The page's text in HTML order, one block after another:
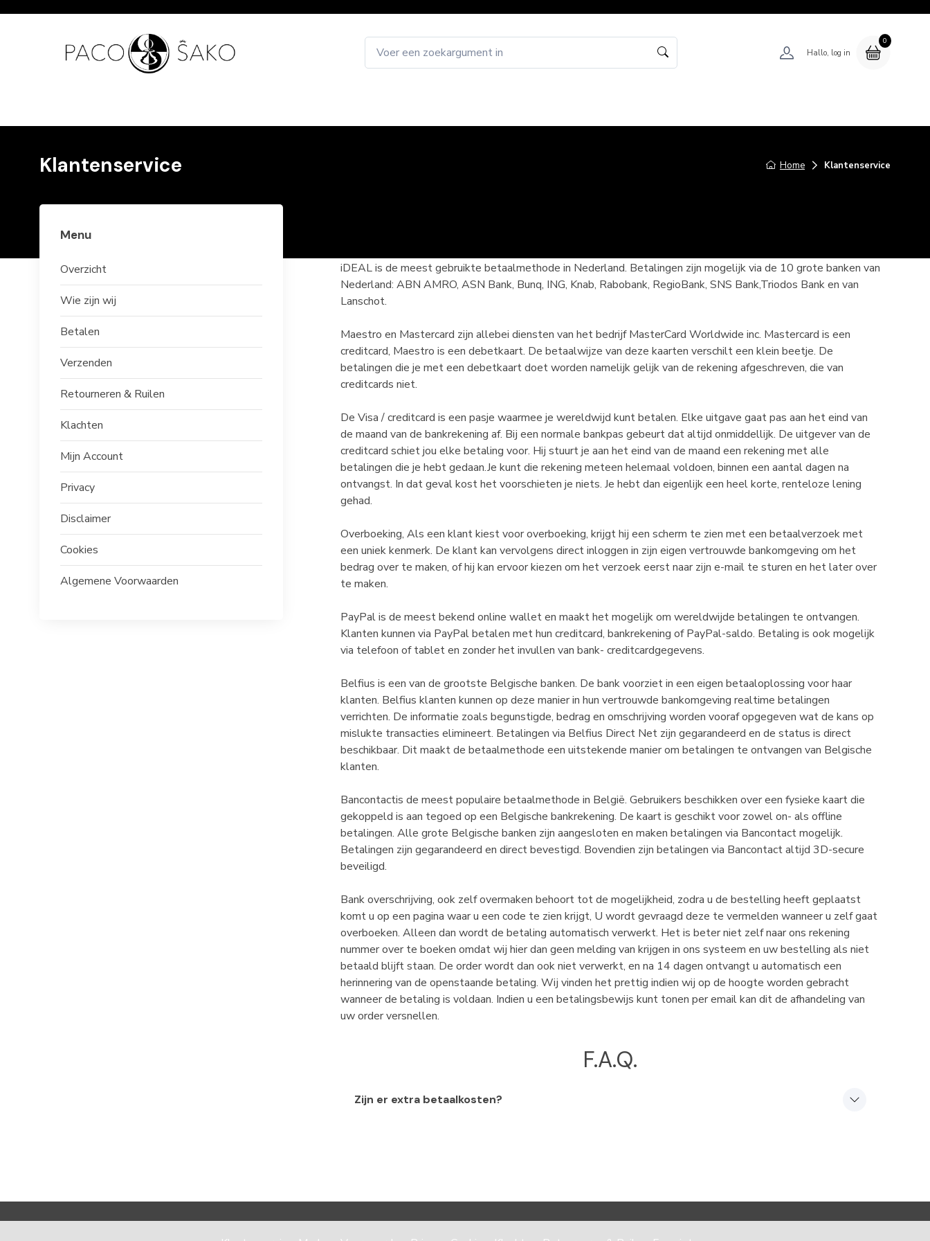
Hallo, log in
0
Home Klantenservice
Klantenservice
Menu
Overzicht
Wie zijn wij
Betalen
Verzenden
Retourneren & Ruilen
Klachten
Mijn Account
Privacy
Disclaimer
Cookies
Algemene Voorwaarden
iDEAL is de meest gebruikte betaalmethode in Nederland. Betalingen zijn mogelijk via de 10 grote banken van
Nederland: ABN AMRO, ASN Bank, Bunq, ING, Knab, Rabobank, RegioBank, SNS Bank,Triodos Bank en van
Lanschot.
Maestro en Mastercard zijn allebei diensten van het bedrijf MasterCard Worldwide inc. Mastercard is een
creditcard, Maestro is een debetkaart. De betaalwijze van deze kaarten verschilt een klein beetje. De
betalingen die je met een debetkaart doet worden namelijk gelijk van de rekening afgeschreven, die van
creditcards niet.
De Visa / creditcard is een pasje waarmee je wereldwijd kunt betalen. Elke uitgave gaat pas aan het eind van
de maand van de bankrekening af. Bij een normale bankpas gebeurt dat altijd onmiddellijk. De uitgever van de
creditcard schiet jou elke betaling voor. Hij stuurt je aan het eind van de maand een rekening met alle
betalingen die je hebt gedaan.Je kunt die rekening meteen helemaal voldoen, binnen een aantal dagen na
ontvangst. In dat geval kost het voorschieten je niets. Je hebt dan eigenlijk een heel korte, renteloze lening
gehad.
Overboeking, Als een klant kiest voor overboeking, krijgt hij een scherm te zien met een betaalverzoek met
een uniek kenmerk. De klant kan vervolgens direct inloggen in zijn eigen vertrouwde bankomgeving om het
bedrag over te maken, of hij kan ervoor kiezen om het verzoek eerst naar zijn e-mail te sturen en het later over
te maken.
PayPal is de meest bekend online wallet en maakt het mogelijk om wereldwijde betalingen te ontvangen.
Klanten kunnen via PayPal betalen met hun creditcard, bankrekening of PayPal-saldo. Betaling is ook mogelijk
via telefoon of tablet en zonder het invullen van bank- creditcardgegevens.
Belfius is een van de grootste Belgische banken. De bank voorziet in een eigen betaaloplossing voor haar
klanten. Belfius klanten kunnen op deze manier in hun vertrouwde bankomgeving realtime betalingen
verrichten. De informatie zoals begunstigde, bedrag en omschrijving worden vooraf opgegeven wat de kans op
mislukte transacties elimineert. Betalingen via Belfius Direct Net zijn gegarandeerd en de status is direct
beschikbaar. Dit maakt de betaalmethode een uitstekende manier om betalingen te ontvangen van Belgische
klanten.
Bancontactis de meest populaire betaalmethode in België. Gebruikers beschikken over een fysieke kaart die
gekoppeld is aan tegoed op een Belgische bankrekening. De kaart is geschikt voor zowel on- als offline
betalingen. Alle grote Belgische banken zijn aangesloten en maken betalingen via Bancontact mogelijk.
Betalingen zijn gegarandeerd en direct bevestigd. Bovendien zijn betalingen via Bancontact altijd 3D-secure
beveiligd.
Bank overschrijving, ook zelf overmaken behoort tot de mogelijkheid, zodra u de bestelling heeft geplaatst
komt u op een pagina waar u een code te zien krijgt, U wordt gevraagd deze te vermelden wanneer u zelf gaat
overboeken. Alleen dan wordt de betaling automatisch verwerkt. Het is beter niet zelf naar ons rekening
nummer over te boeken omdat wij hier dan geen melding van krijgen in ons systeem en uw bestelling als niet
betaald blijft staan. De order wordt dan ook niet verwerkt, en na 14 dagen ontvangt u automatisch een
herinnering van de openstaande betaling. Wij vinden het prettig indien wij op de hoogte worden gebracht
wanneer de betaling is voldaan. Indien u een betalingsbewijs kunt tonen per email kan dit de afhandeling van
uw order versnellen.
F.A.Q.
Zijn er extra betaalkosten?